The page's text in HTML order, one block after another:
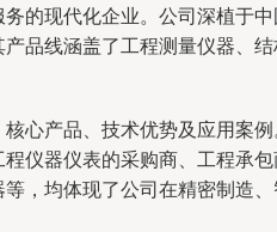
的现代化企业。公司深植于
品线涵盖了工程测量仪器、
产品、技术优势及应用案
仪器仪表的采购商、工程承
，均体现了公司在精密制造、